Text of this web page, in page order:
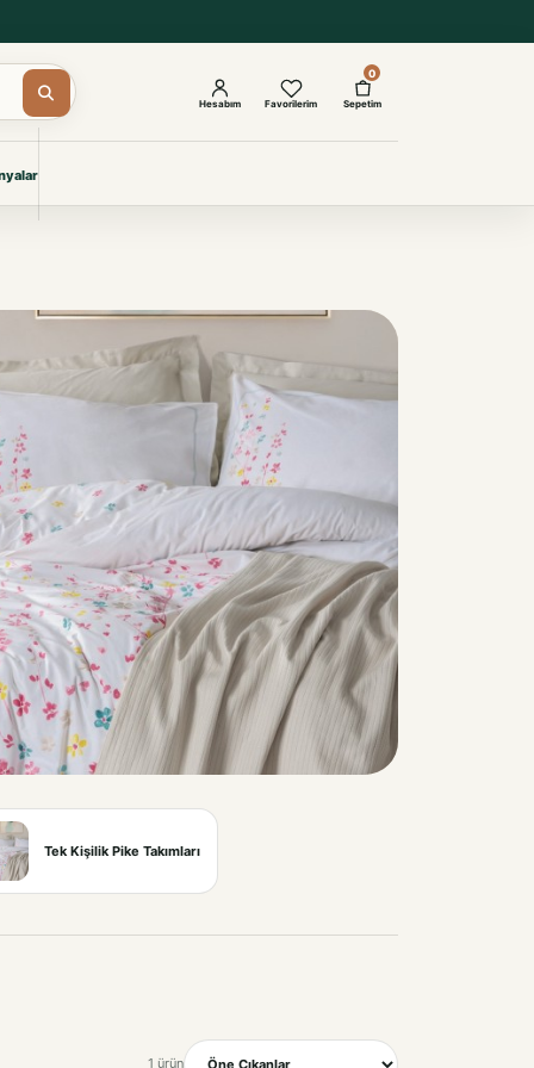
Toptan Otel Tekstili
Projelere özel, dayanıklı tekstil
seçkileri.
İncele
Hesabım Favorilerim
0
Sepetim
Tek Kişilik Pike Takımları
1 ürün